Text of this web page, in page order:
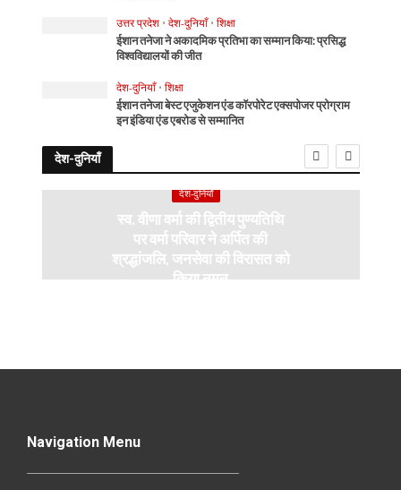
उत्तर प्रदेश • देश-दुनियाँ • शिक्षा
ईशान तनेजा ने अकादमिक प्रतिभा का सम्मान किया: प्रसिद्ध
विश्वविद्यालयों की जीत
देश-दुनियाँ • शिक्षा
ईशान तनेजा बेस्ट एजुकेशन एंड कॉरपोरेट एक्सपोजर प्रोग्राम
इन इंडिया एंड एबरोड से सम्मानित
देश-दुनियाँ
देश-दुनियाँ
स्व. वीणा वर्मा की द्वितीय पुण्यतिथि
पर वर्मा परिवार ने अर्पित की
श्रद्धांजलि, जनसेवा की विरासत को
किया नमन
Navigation Menu